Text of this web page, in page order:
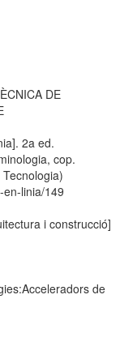
DE
2a ed.
cop.
en-linia/149
i construcció]
de